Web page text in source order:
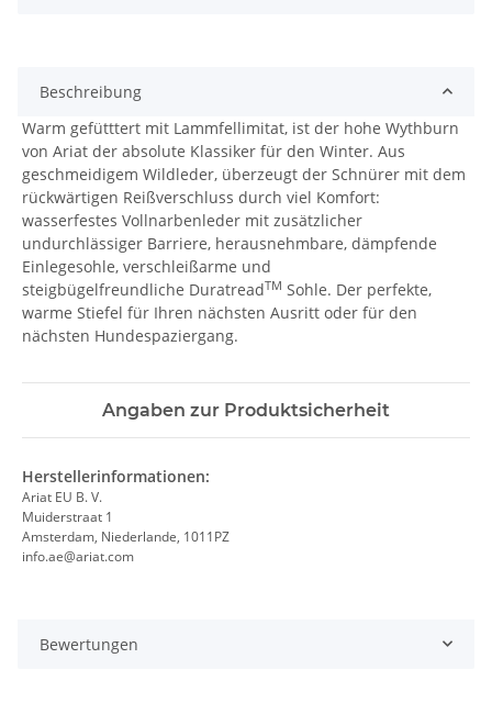
Beschreibung
Warm gefütttert mit Lammfellimitat, ist der hohe Wythburn
von Ariat der absolute Klassiker für den Winter. Aus
geschmeidigem Wildleder, überzeugt der Schnürer mit dem
rückwärtigen Reißverschluss durch viel Komfort:
wasserfestes Vollnarbenleder mit zusätzlicher
undurchlässiger Barriere, herausnehmbare, dämpfende
Einlegesohle, verschleißarme und
steigbügelfreundliche DuratreadTM Sohle. Der perfekte,
warme Stiefel für Ihren nächsten Ausritt oder für den
nächsten Hundespaziergang.
Angaben zur Produktsicherheit
Herstellerinformationen:
Ariat EU B. V.
Muiderstraat 1
Amsterdam, Niederlande, 1011PZ
info.ae@ariat.com
Bewertungen